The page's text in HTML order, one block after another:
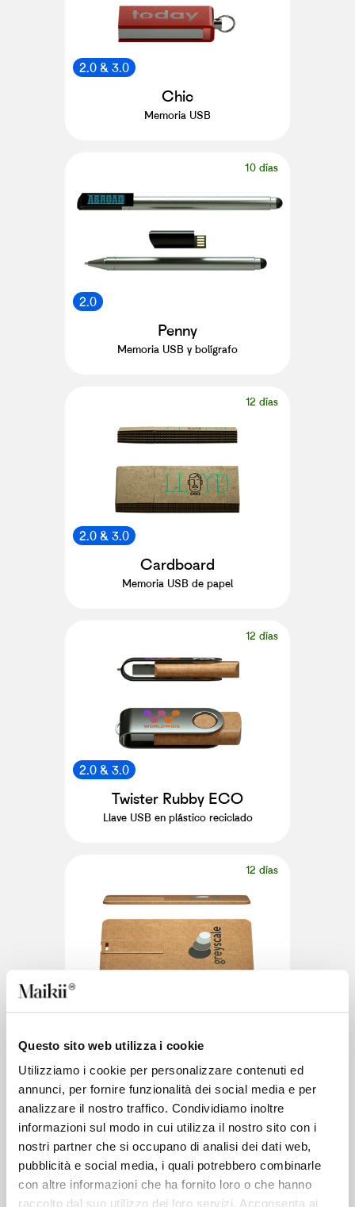
Questo sito web utilizza i cookie
Utilizziamo i cookie per personalizzare contenuti ed
annunci, per fornire funzionalità dei social media e per
analizzare il nostro traffico. Condividiamo inoltre
informazioni sul modo in cui utilizza il nostro sito con i
nostri partner che si occupano di analisi dei dati web,
pubblicità e social media, i quali potrebbero combinarle
con altre informazioni che ha fornito loro o che hanno
raccolto dal suo utilizzo dei loro servizi. Acconsenta ai
2.0 & 3.0
Chic
Memoria USB
10 días
2.0
Penny
Memoria USB y bolígrafo
12 días
2.0 & 3.0
Cardboard
Memoria USB de papel
12 días
2.0 & 3.0
Twister Rubby ECO
Llave USB en plástico reciclado
12 días
Llave USB en plástico reciclado
14 días